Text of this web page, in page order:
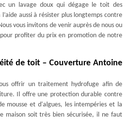
un lavage doux qui dégage le toit des
aussi à résister plus longtemps contre
vous invitons de venir auprès de nous ou
profiter du prix en promotion de notre
de toit – Couverture Antoine
offrir un traitement hydrofuge afin de
Il offre une protection durable contre
mousse et d'algues, les intempéries et la
maison soit très bien sécurisée, il ne faut